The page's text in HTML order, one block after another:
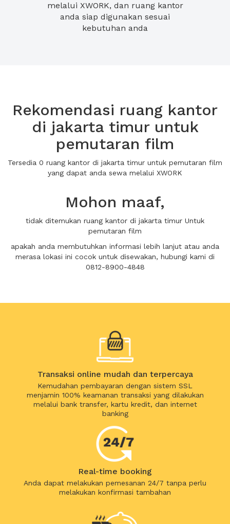
melalui XWORK, dan ruang kantor
anda siap digunakan sesuai
kebutuhan anda
Rekomendasi ruang kantor
di jakarta timur untuk
pemutaran film
Tersedia 0 ruang kantor di jakarta timur untuk pemutaran film
yang dapat anda sewa melalui XWORK
Mohon maaf,
tidak ditemukan ruang kantor di jakarta timur Untuk
pemutaran film
apakah anda membutuhkan informasi lebih lanjut atau anda
merasa lokasi ini cocok untuk disewakan, hubungi kami di
0812-8900-4848
Transaksi online mudah dan terpercaya
Kemudahan pembayaran dengan sistem SSL
menjamin 100% keamanan transaksi yang dilakukan
melalui bank transfer, kartu kredit, dan internet
banking
Real-time booking
Anda dapat melakukan pemesanan 24/7 tanpa perlu
melakukan konfirmasi tambahan